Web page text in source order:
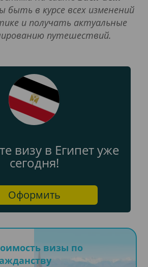
быть в курсе всех изменений
и получать актуальные
путешествий.
визу в Египет уже
сегодня!
Оформить
визы по